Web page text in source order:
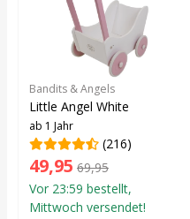
Bandits & Angels
Little Angel White
ab 1 Jahr
(216)
49,95 69,95
Vor 23:59 bestellt,
Mittwoch versendet!